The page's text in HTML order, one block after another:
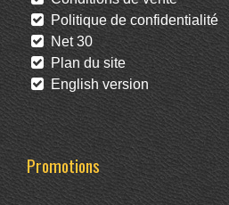
Politique de confidentialité
Net 30
Plan du site
English version
Promotions